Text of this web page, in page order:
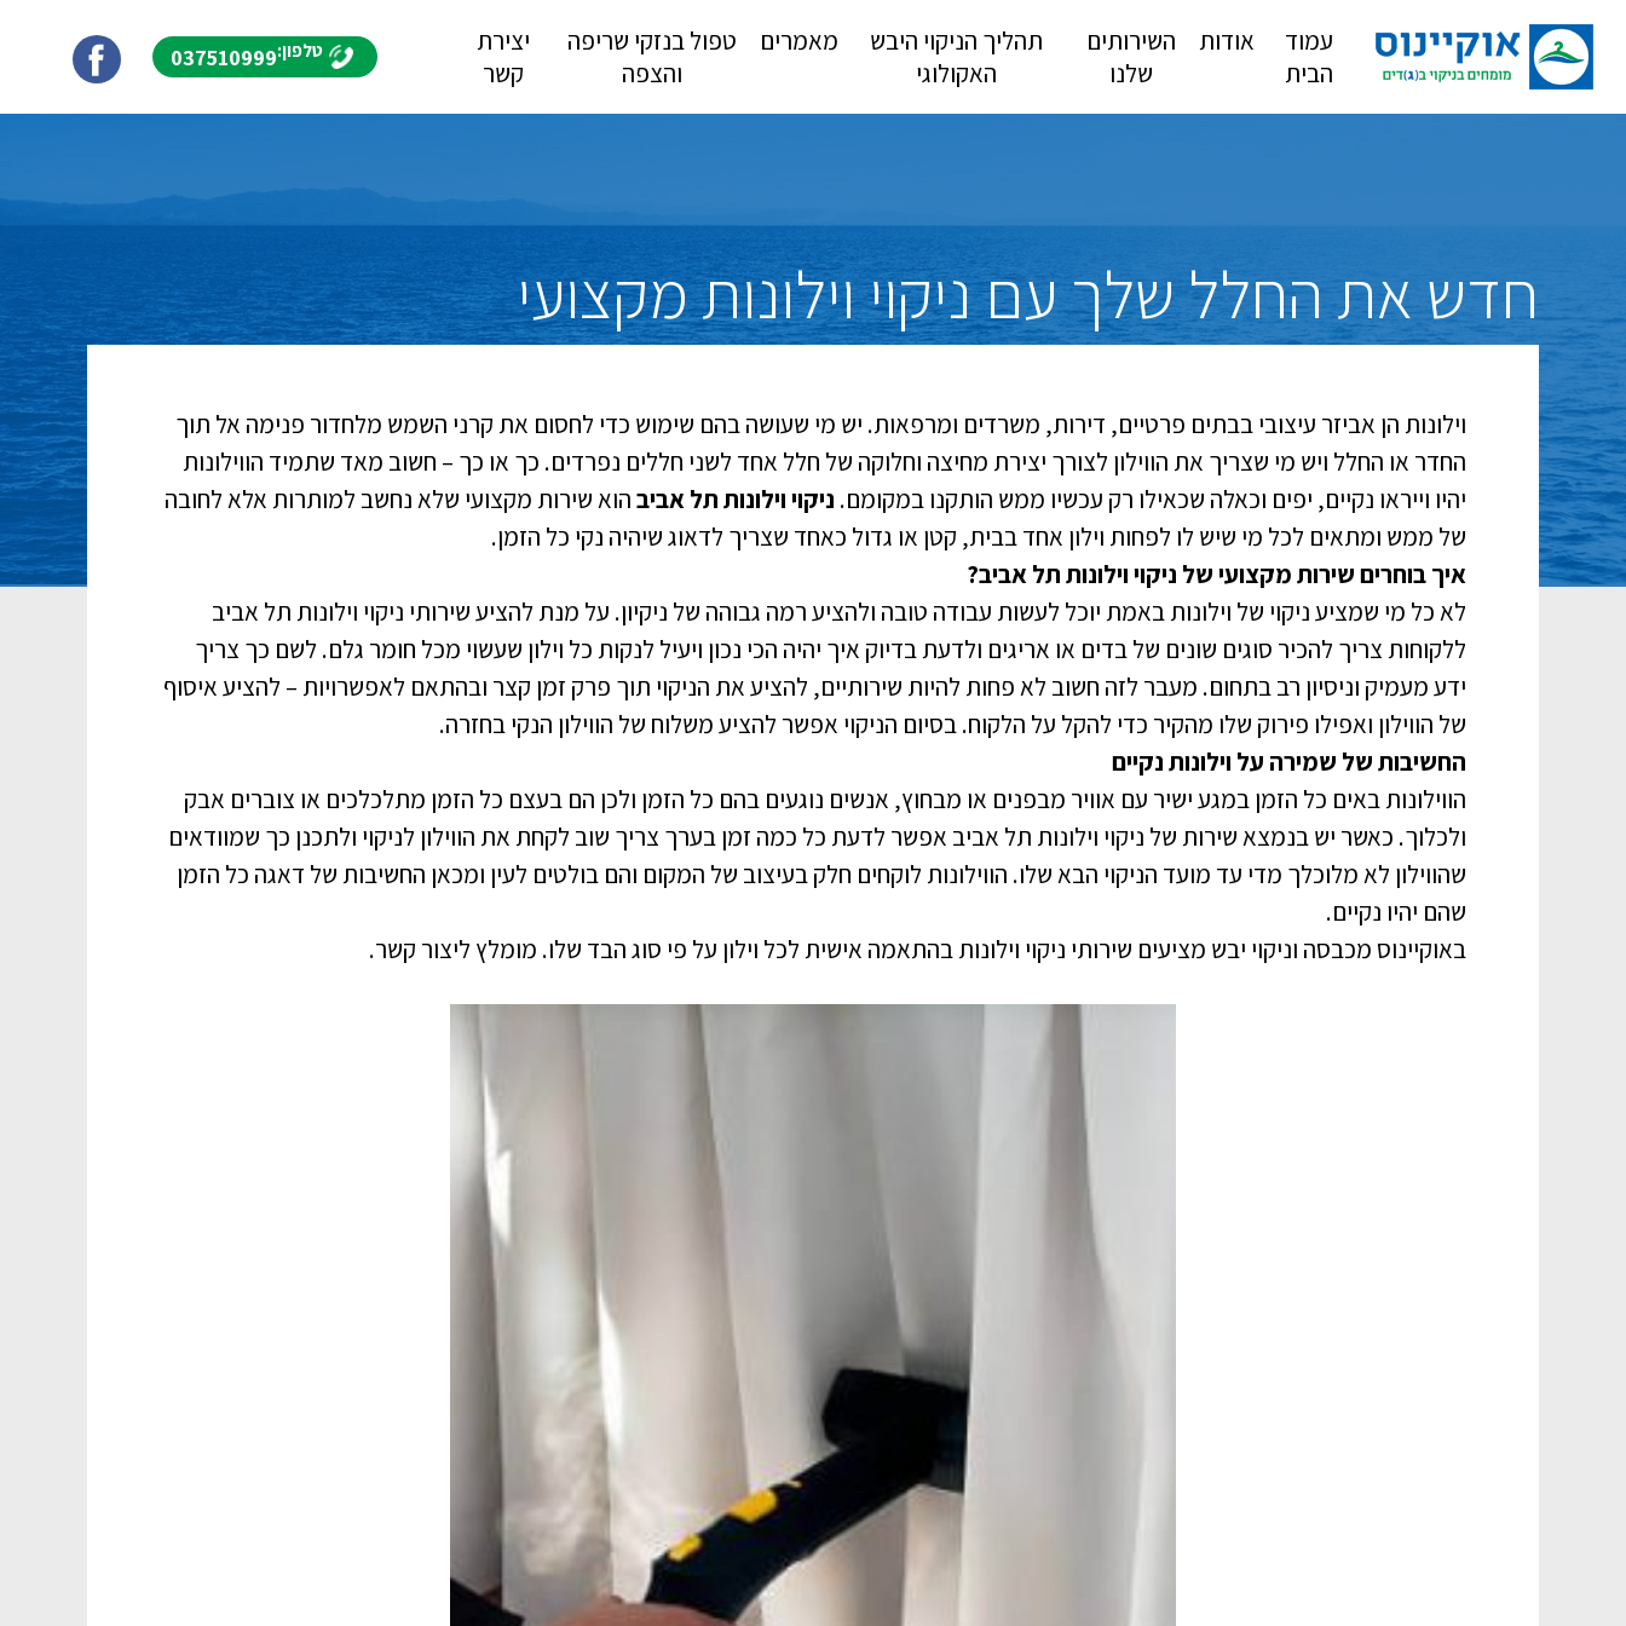
עמוד
הבית
אודות
השירותים
שלנו
תהליך הניקוי היבש
האקולוגי
מאמרים
טפול בנזקי שריפה
והצפה
יצירת
קשר
טלפון:037510999
חדש את החלל שלך עם ניקוי וילונות מקצועי
וילונות הן אביזר עיצובי בבתים פרטיים, דירות, משרדים ומרפאות. יש מי שעושה בהם שימוש כדי לחסום את קרני השמש מלחדור פנימה אל תוך
החדר או החלל ויש מי שצריך את הווילון לצורך יצירת מחיצה וחלוקה של חלל אחד לשני חללים נפרדים. כך או כך – חשוב מאד שתמיד הווילונות
יהיו וייראו נקיים, יפים וכאלה שכאילו רק עכשיו ממש הותקנו במקומם. ניקוי וילונות תל אביבהוא שירות מקצועי שלא נחשב למותרות אלא לחובה
של ממש ומתאים לכל מי שיש לו לפחות וילון אחד בבית, קטן או גדול כאחד שצריך לדאוג שיהיה נקי כל הזמן.
איך בוחרים שירות מקצועי של ניקוי וילונות תל אביב?
לא כל מי שמציע ניקוי של וילונות באמת יוכל לעשות עבודה טובה ולהציע רמה גבוהה של ניקיון. על מנת להציע שירותי ניקוי וילונות תל אביב
ללקוחות צריך להכיר סוגים שונים של בדים או אריגים ולדעת בדיוק איך יהיה הכי נכון ויעיל לנקות כל וילון שעשוי מכל חומר גלם. לשם כך צריך
ידע מעמיק וניסיון רב בתחום. מעבר לזה חשוב לא פחות להיות שירותיים, להציע את הניקוי תוך פרק זמן קצר ובהתאם לאפשרויות – להציע איסוף
של הווילון ואפילו פירוק שלו מהקיר כדי להקל על הלקוח. בסיום הניקוי אפשר להציע משלוח של הווילון הנקי בחזרה.
החשיבות של שמירה על וילונות נקיים
הווילונות באים כל הזמן במגע ישיר עם אוויר מבפנים או מבחוץ, אנשים נוגעים בהם כל הזמן ולכן הם בעצם כל הזמן מתלכלכים או צוברים אבק
ולכלוך. כאשר יש בנמצא שירות של ניקוי וילונות תל אביב אפשר לדעת כל כמה זמן בערך צריך שוב לקחת את הווילון לניקוי ולתכנן כך שמוודאים
שהווילון לא מלוכלך מדי עד מועד הניקוי הבא שלו. הווילונות לוקחים חלק בעיצוב של המקום והם בולטים לעין ומכאן החשיבות של דאגה כל הזמן
שהם יהיו נקיים.
באוקיינוס מכבסה וניקוי יבש מציעים שירותי ניקוי וילונות בהתאמה אישית לכל וילון על פי סוג הבד שלו. מומלץ ליצור קשר.